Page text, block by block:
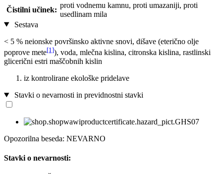
Čistilni učinek:
proti vodnemu kamnu, proti umazaniji, proti
usedlinam mila
Sestava
< 5 % neionske površinsko aktivne snovi, dišave (eterično olje
poprove mete[1]), voda, mlečna kislina, citronska kislina, rastlinski
glicerični estri maščobnih kislin
iz kontrolirane ekološke pridelave
Stavki o nevarnosti in previdnostni stavki
Opozorilna beseda: NEVARNO
Stavki o nevarnosti: